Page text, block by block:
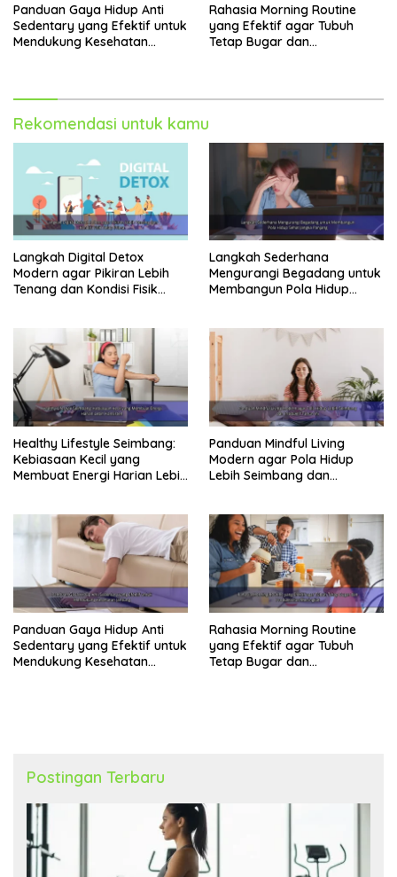
Panduan Gaya Hidup Anti
Sedentary yang Efektif untuk
Mendukung Kesehatan
Rahasia Morning Routine
yang Efektif agar Tubuh
Tetap Bugar dan
Rekomendasi untuk kamu
Langkah Digital Detox
Modern agar Pikiran Lebih
Tenang dan Kondisi Fisik
Langkah Sederhana
Mengurangi Begadang untuk
Membangun Pola Hidup
Healthy Lifestyle Seimbang:
Kebiasaan Kecil yang
Membuat Energi Harian Lebih
Panduan Mindful Living
Modern agar Pola Hidup
Lebih Seimbang dan
Panduan Gaya Hidup Anti
Sedentary yang Efektif untuk
Mendukung Kesehatan
Rahasia Morning Routine
yang Efektif agar Tubuh
Tetap Bugar dan
Postingan Terbaru